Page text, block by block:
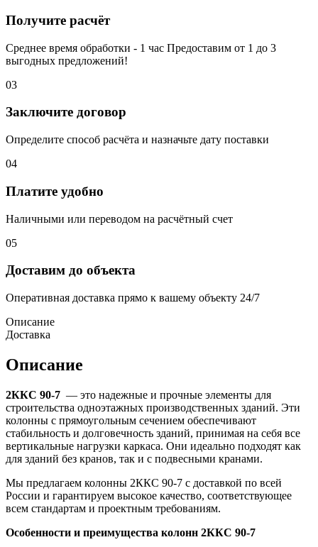
Получите расчёт
Среднее время обработки - 1 час Предоставим от 1 до 3
выгодных предложений!
03
Заключите договор
Определите способ расчёта и назначьте дату поставки
04
Платите удобно
Наличными или переводом на расчётный счет
05
Доставим до объекта
Оперативная доставка прямо к вашему объекту 24/7
Описание
Доставка
Описание
2ККС 90-7 — это надежные и прочные элементы для
строительства одноэтажных производственных зданий. Эти
колонны с прямоугольным сечением обеспечивают
стабильность и долговечность зданий, принимая на себя все
вертикальные нагрузки каркаса. Они идеально подходят как
для зданий без кранов, так и с подвесными кранами.
Мы предлагаем колонны 2ККС 90-7 с доставкой по всей
России и гарантируем высокое качество, соответствующее
всем стандартам и проектным требованиям.
Особенности и преимущества колонн 2ККС 90-7